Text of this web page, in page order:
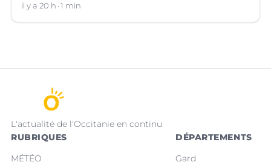
il y a 20 h 1 min
L'actualité de l'Occitanie en continu
RUBRIQUES
MÉTÉO
DÉPARTEMENTS
Gard